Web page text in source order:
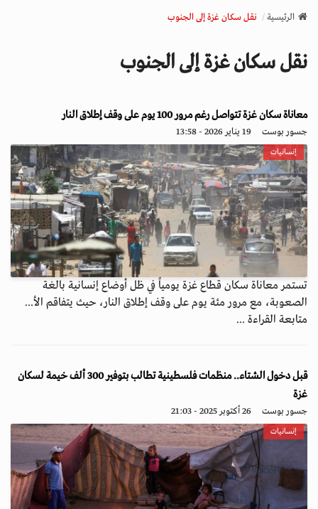
v
a
o
n
الرئيسية نقل سكان غزة إلى الجنوب
نقل سكان غزة إلى الجنوب
معاناة سكان غزة تتواصل رغم مرور 100 يوم على وقف إطلاق النار
جسور بوست 19 يناير 2026 - 13:58
إنسانيات
تستمر معاناة سكان قطاع غزة يومياً في ظل أوضاع إنسانية بالغة
الصعوبة، مع مرور مئة يوم على وقف إطلاق النار، حيث يتفاقم الأ...
متابعة القراءة ...
قبل دخول الشتاء.. منظمات فلسطينية تطالب بتوفير 300 ألف خيمة لسكان
غزة
جسور بوست 26 أكتوبر 2025 - 21:03
إنسانيات